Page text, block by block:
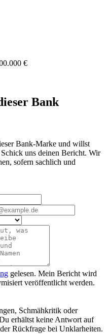
€
Bank
Bank-Marke und willst
uns deinen Bericht. Wir
sofern sachlich und
gelesen. Mein Bericht wird
veröffentlicht werden.
Schmähkritik oder
erhältst keine Antwort auf
Rückfrage bei Unklarheiten.